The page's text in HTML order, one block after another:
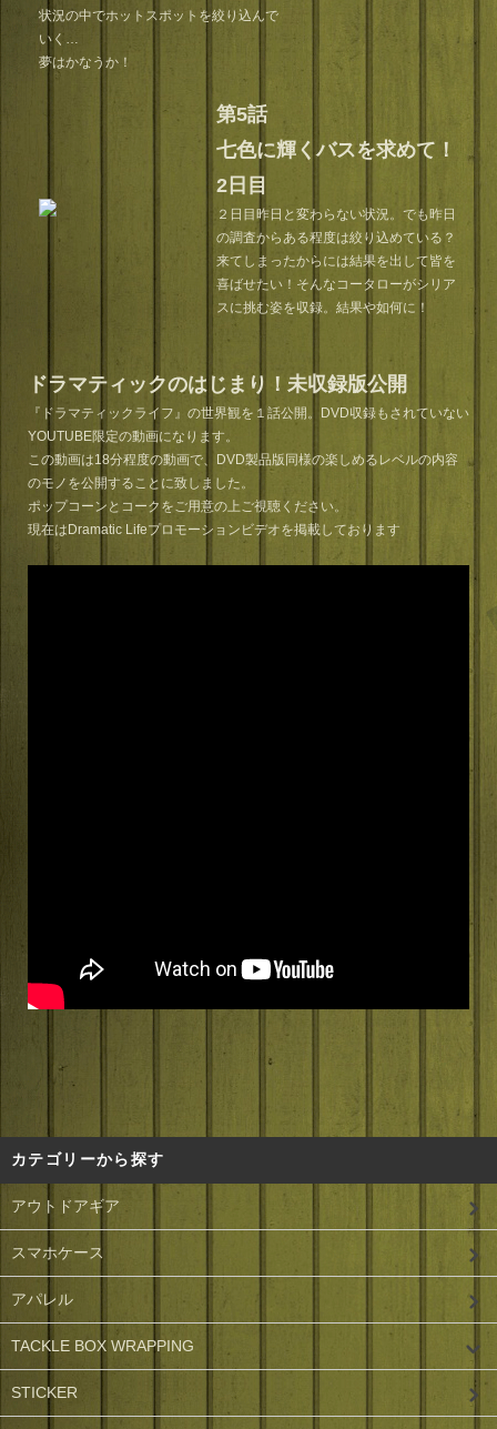
状況の中でホットスポットを絞り込んで
いく…
夢はかなうか！
第5話
七色に輝くバスを求めて！
2日目
２日目昨日と変わらない状況。でも昨日
の調査からある程度は絞り込めている？
来てしまったからには結果を出して皆を
喜ばせたい！そんなコータローがシリア
スに挑む姿を収録。結果や如何に！
ドラマティックのはじまり！未収録版公開
『ドラマティックライフ』の世界観を１話公開。DVD収録もされていない
YOUTUBE限定の動画になります。
この動画は18分程度の動画で、DVD製品版同様の楽しめるレベルの内容
のモノを公開することに致しました。
ポップコーンとコークをご用意の上ご視聴ください。
現在はDramatic Lifeプロモーションビデオを掲載しております
カテゴリーから探す
アウトドアギア
スマホケース
アパレル
TACKLE BOX WRAPPING
STICKER